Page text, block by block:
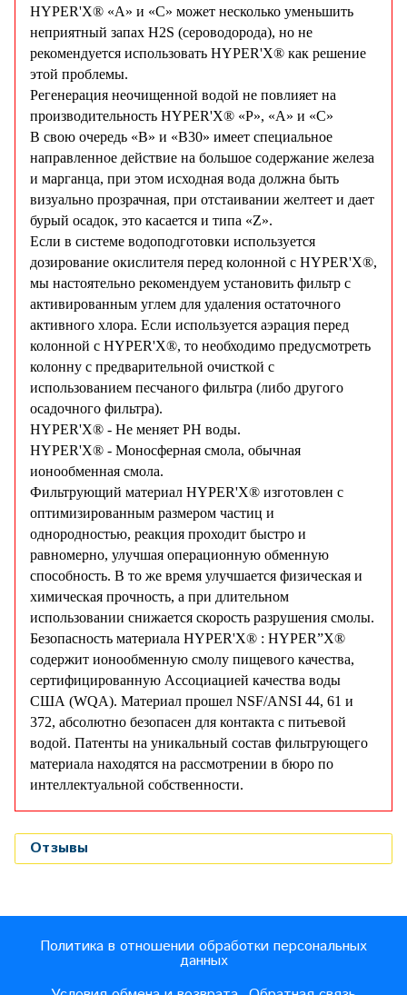
HYPER'X® «А» и «С» может несколько уменьшить
неприятный запах H2S (сероводорода), но не
рекомендуется использовать HYPER'X® как решение
этой проблемы.
Регенерация неочищенной водой не повлияет на
производительность HYPER'X® «Р», «А» и «С»
В свою очередь «В» и «В30» имеет специальное
направленное действие на большое содержание железа
и марганца, при этом исходная вода должна быть
визуально прозрачная, при отстаивании желтеет и дает
бурый осадок, это касается и типа «Z».
Если в системе водоподготовки используется
дозирование окислителя перед колонной с HYPER'X®,
мы настоятельно рекомендуем установить фильтр с
активированным углем для удаления остаточного
активного хлора. Если используется аэрация перед
колонной с HYPER'X®, то необходимо предусмотреть
колонну с предварительной очисткой с
использованием песчаного фильтра (либо другого
осадочного фильтра).
HYPER'X® - Не меняет PH воды.
HYPER'X® - Моносферная смола, обычная
ионообменная смола.
Фильтрующий материал HYPER'X® изготовлен с
оптимизированным размером частиц и
однородностью, реакция проходит быстро и
равномерно, улучшая операционную обменную
способность. В то же время улучшается физическая и
химическая прочность, а при длительном
использовании снижается скорость разрушения смолы.
Безопасность материала HYPER'X® : HYPER”X®
содержит ионообменную смолу пищевого качества,
сертифицированную Ассоциацией качества воды
США (WQA). Материал прошел NSF/ANSI 44, 61 и
372, абсолютно безопасен для контакта с питьевой
водой. Патенты на уникальный состав фильтрующего
материала находятся на рассмотрении в бюро по
интеллектуальной собственности.
Отзывы
Политика в отношении обработки персональных
данных